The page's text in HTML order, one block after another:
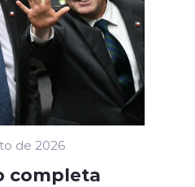
de 2026
completa